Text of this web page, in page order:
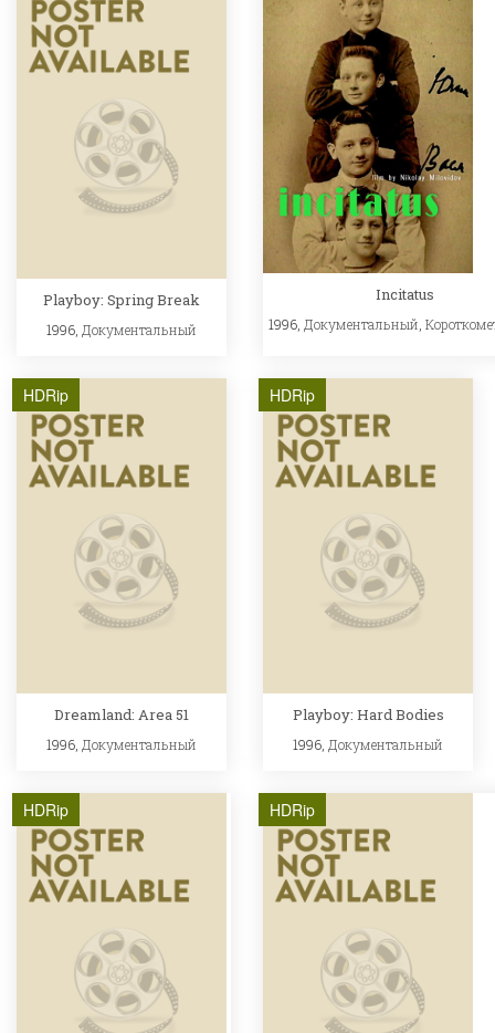
Playboy: Spring Break
1996, Документальный
Incitatus
1996, Документальный ,
HDRip
Dreamland: Area 51
1996, Документальный
HDRip
Playboy: Hard Bodies
1996, Документальный
HDRip HDRip